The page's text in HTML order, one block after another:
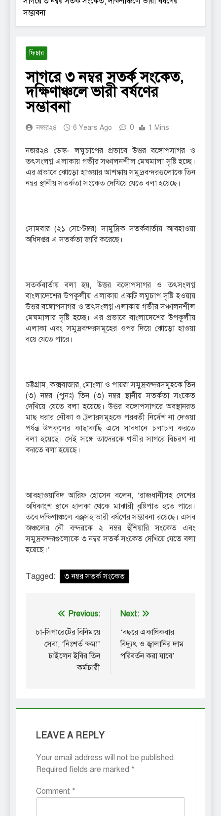
সম্ভাবনা
ফিচার
সাগরে ৩ নম্বর সতর্ক সংকেত,
দক্ষিণাঞ্চলে ভারী বর্ষণের
সম্ভাবনা
নজর২৪ 6 Years Ago 0 1 Mins
নজর২৪ ডেস্ক- লঘুচাপের প্রভাবে উত্তর বঙ্গোপসাগর ও
তৎসংলগ্ন এলাকায় গভীর সঞ্চালনশীল মেঘমালা সৃষ্টি হচ্ছে।
এর প্রভাবে ঝোড়ো হাওয়ার আশঙ্কায় সমুদ্রবন্দরগুলোকে তিন
নম্বর স্থানীয় সতর্কতা সংকেত দেখিয়ে যেতে বলা হয়েছে।
সোমবার (২১ সেপ্টেম্বর) সামুদ্রিক সতর্কবার্তায় আবহাওয়া
অধিদপ্তর এ সতর্কতা জারি করেছে।
সতর্কবার্তায় বলা হয়, উত্তর বঙ্গোপসাগর ও তৎসংলগ্ন
বাংলাদেশের উপকূলীয় এলাকায় একটি লঘুচাপ সৃষ্টি হওয়ায়
উত্তর বঙ্গোপসাগর ও তৎসংলগ্ন এলাকায় গভীর সঞ্চালনশীল
মেঘমালার সৃষ্টি হচ্ছে। এর প্রভাবে বাংলাদেশের উপকূলীয়
এলাকা এবং সমুদ্রবন্দরসমূহের ওপর দিয়ে ঝোড়ো হাওয়া
বয়ে যেতে পারে।
চট্টগ্রাম, কক্সবাজার, মোংলা ও পায়রা সমুদ্রবন্দরসমূহকে তিন
(৩) নম্বর (পুনঃ) তিন (৩) নম্বর স্থানীয় সতর্কতা সংকেত
দেখিয়ে যেতে বলা হয়েছে। উত্তর বঙ্গোপসাগরে অবস্থানরত
মাছ ধরার নৌকা ও ট্রলারসমূহকে পরবর্তী নির্দেশ না দেওয়া
পর্যন্ত উপকূলের কাছাকাছি এসে সাবধানে চলাচল করতে
বলা হয়েছে। সেই সঙ্গে তাদেরকে গভীর সাগরে বিচরণ না
করতে বলা হয়েছে।
আবহাওয়াবিদ আরিফ হোসেন বলেন, ‘রাজধানীসহ দেশের
অধিকাংশ স্থানে হালকা থেকে মাঝারী বৃষ্টিপাত হতে পারে।
তবে দক্ষিণাঞ্চলে বজ্রসহ ভারী বর্ষণের সম্ভাবনা রয়েছে। এসব
অঞ্চলের নৌ বন্দরকে ২ নম্বর হুঁশিয়ারি সংকেত এবং
সমুদ্রবন্দরগুলোকে ৩ নম্বর সতর্ক সংকেত দেখিয়ে যেতে বলা
হয়েছে।’
Tagged: ৩ নম্বর সতর্ক সংকেত
Post
navigation
Previous:
চা-সিগারেটের বিনিময়ে
সেবা, ‘নিঃশর্ত ক্ষমা’
চাইলেন ইবির তিন
কর্মচারী
Next:
‘বছরে একাধিকবার
বিদ্যুৎ ও জ্বালানির দাম
পরিবর্তন করা যাবে’
LEAVE A REPLY
Your email address will not be published.
Required fields are marked *
Comment *